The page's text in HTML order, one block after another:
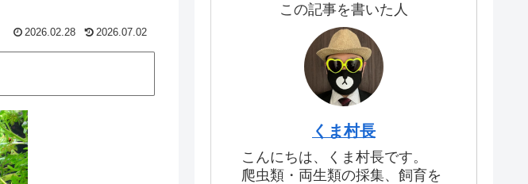
2026.02.28 2026.07.02
この記事を書いた人
くま村長
こんにちは、くま村長です。
爬虫類・両生類の採集、飼育を